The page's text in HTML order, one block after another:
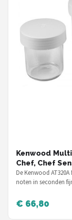
Kenwood
Chef, Chef
De Kenwood
noten in seconden
€ 66,80